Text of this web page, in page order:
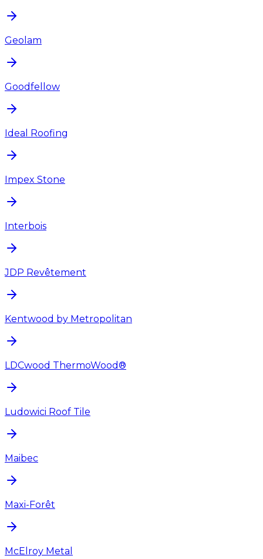
Geolam
Goodfellow
Ideal Roofing
Impex Stone
Interbois
JDP Revêtement
Kentwood by Metropolitan
LDCwood ThermoWood®
Ludowici Roof Tile
Maibec
Maxi-Forêt
McElroy Metal